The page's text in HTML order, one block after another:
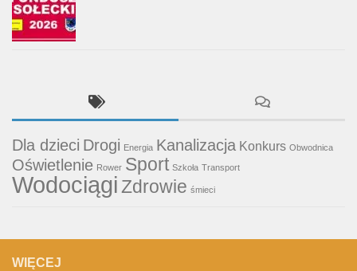
Dla dzieci Drogi Energia Kanalizacja Konkurs Obwodnica
Oświetlenie Rower Sport Szkoła Transport
WodociągiZdrowie śmieci
WIĘCEJ